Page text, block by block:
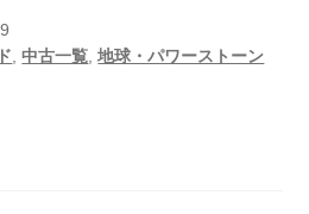
,中古一覧 ,地球・パワーストーン